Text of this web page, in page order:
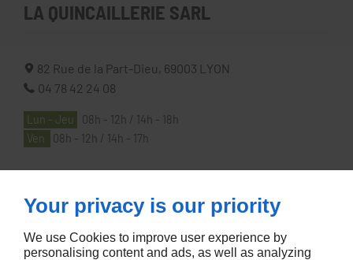
LA QUINCAILLERIE SARL
82 Rue de la Part-Dieu, 69003
LYON
04 78 42 24 08
Lun - Jeu
08h - 12h / 14h - 18h
Ven
08h - 12h / 14h - 17h
À PROPOS
Accueil
Your privacy is our priority
We use Cookies to improve user experience by
personalising content and ads, as well as analyzing